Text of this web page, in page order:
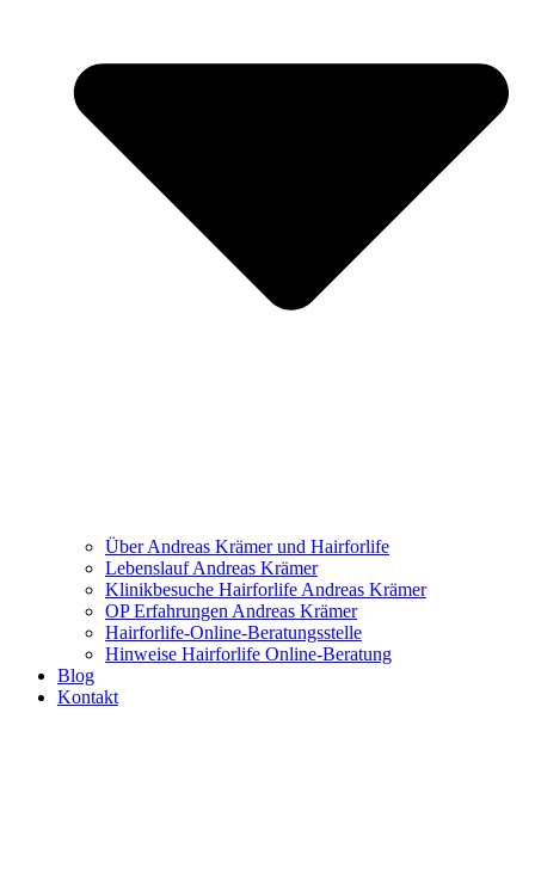
Über Andreas Krämer und Hairforlife
Lebenslauf Andreas Krämer
Klinikbesuche Hairforlife Andreas Krämer
OP Erfahrungen Andreas Krämer
Hairforlife-Online-Beratungsstelle
Hinweise Hairforlife Online-Beratung
Blog
Kontakt